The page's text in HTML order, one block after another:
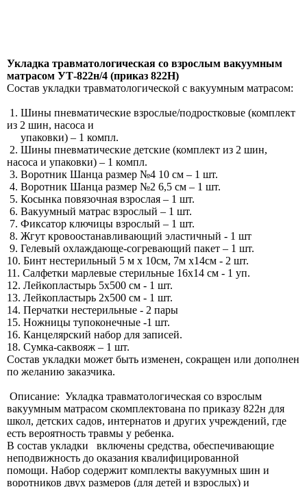
Укладка травматологическая со взрослым вакуумным
матрасом УТ-822н/4 (приказ 822Н)
Состав укладки травматологической с вакуумным матрасом:
1. Шины пневматические взрослые/подростковые (комплект
из 2 шин, насоса и
упаковки) – 1 компл.
2. Шины пневматические детские (комплект из 2 шин,
насоса и упаковки) – 1 компл.
3. Воротник Шанца размер №4 10 см – 1 шт.
4. Воротник Шанца размер №2 6,5 см – 1 шт.
5. Косынка повязочная взрослая – 1 шт.
6. Вакуумный матрас взрослый – 1 шт.
7. Фиксатор ключицы взрослый – 1 шт.
8. Жгут кровоостанавливающий эластичный - 1 шт
9. Гелевый охлаждающе-согревающий пакет – 1 шт.
10. Бинт нестерильный 5 м х 10см, 7м х14см - 2 шт.
11. Салфетки марлевые стерильные 16х14 см - 1 уп.
12. Лейкопластырь 5х500 см - 1 шт.
13. Лейкопластырь 2х500 см - 1 шт.
14. Перчатки нестерильные - 2 пары
15. Ножницы тупоконечные -1 шт.
16. Канцелярский набор для записей.
18. Сумка-саквояж – 1 шт.
Состав укладки может быть изменен, сокращен или дополнен
по желанию заказчика.
Описание: Укладка травматологическая со взрослым
вакуумным матрасом скомплектована по приказу 822н для
школ, детских садов, интернатов и других учреждений, где
есть вероятность травмы у ребенка.
В состав укладки включены средства, обеспечивающие
неподвижность до оказания квалифицированной
помощи. Набор содержит комплекты вакуумных шин и
воротников двух размеров (для детей и взрослых) и